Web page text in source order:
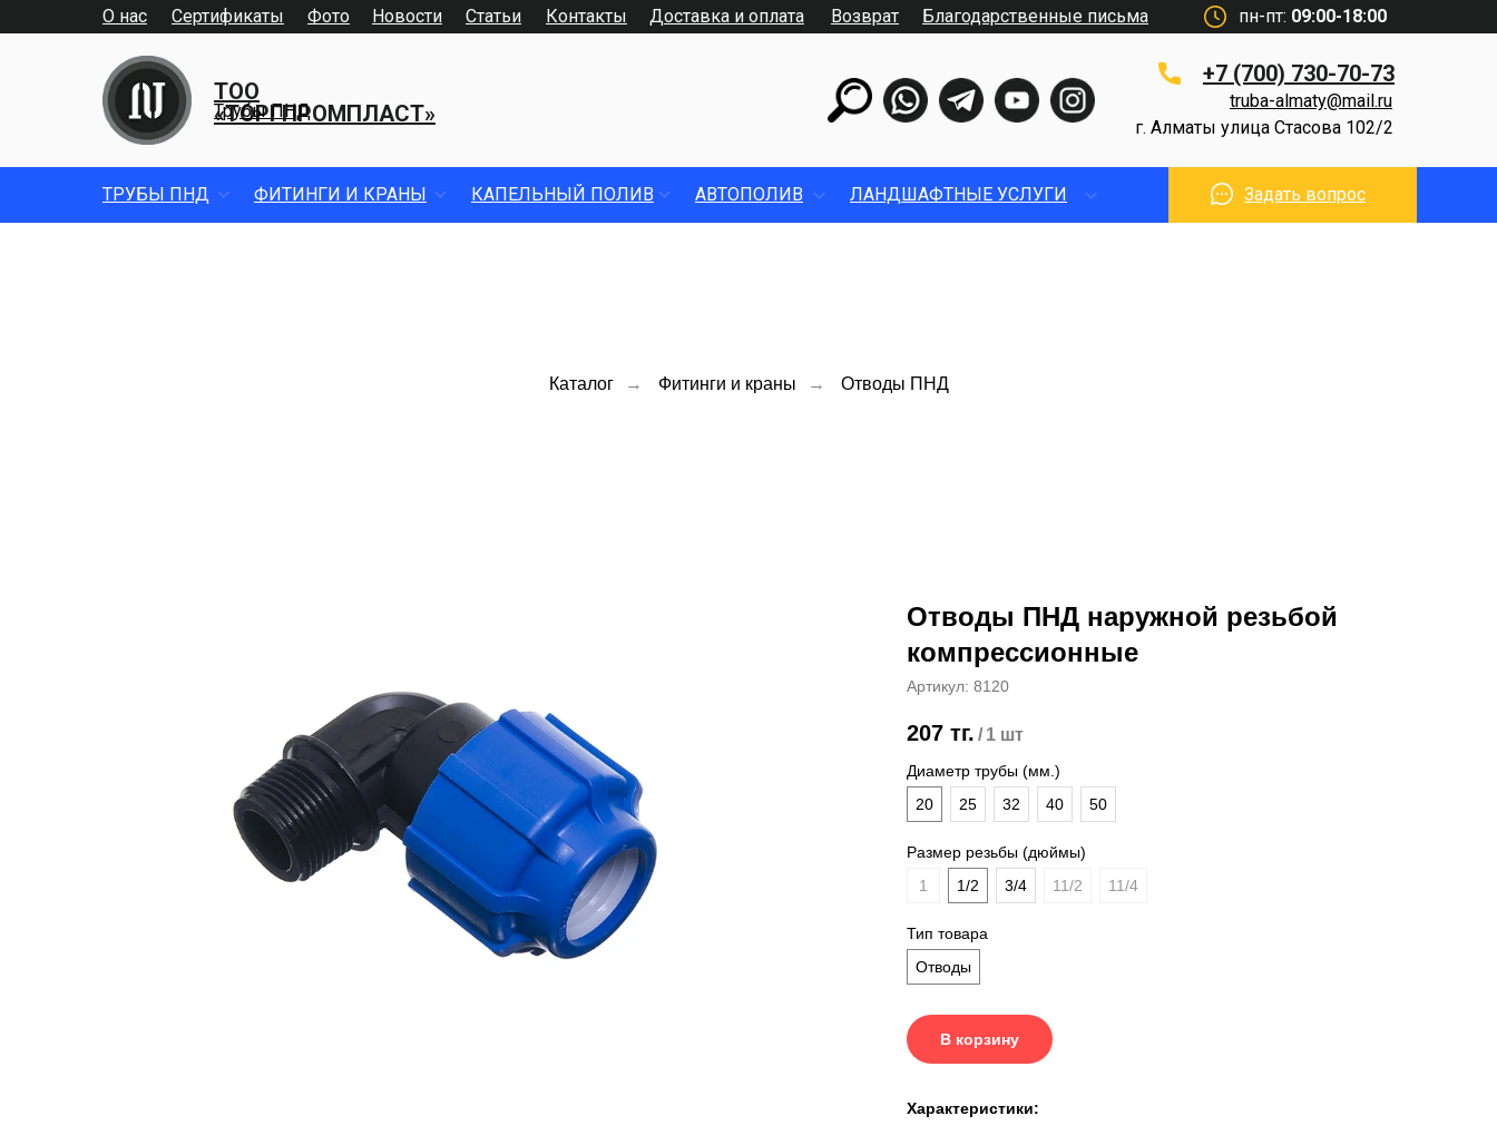
О нас Доставка и оплата
Контакты
Фото
Сертификаты Новости Статьи пн-пт: 09:00-18:00
ТОО
«ТОРГПРОМПЛАСТ»
Трубы ПНД
+7 (700) 730-70-73
г. Алматы улица Стасова 102/2
truba-almaty@mail.ru
Возврат Благодарственные письма
ТРУБЫ ПНД ФИТИНГИ И КРАНЫ КАПЕЛЬНЫЙ ПОЛИВ АВТОПОЛИВ ЛАНДШАФТНЫЕ УСЛУГИ Задать вопрос
Каталог → Фитинги и краны → Отводы ПНД
Отводы ПНД наружной резьбой
компрессионные
Артикул: 8120
207 тг. / 1 шт
Диаметр трубы (мм.)
20
25 32 40 50
Размер резьбы (дюймы)
1
1/2 3/4 11/2 11/4
Тип товара
Отводы
В корзину
Характеристики: